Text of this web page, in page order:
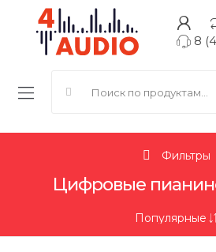
8
Фильтры
Цифровые